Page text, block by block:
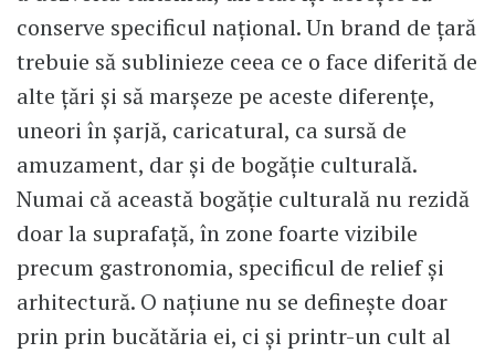
conserve specificul național. Un brand de țară
trebuie să sublinieze ceea ce o face diferită de
alte țări și să marșeze pe aceste diferențe,
uneori în șarjă, caricatural, ca sursă de
amuzament, dar și de bogăție culturală.
Numai că această bogăție culturală nu rezidă
doar la suprafață, în zone foarte vizibile
precum gastronomia, specificul de relief și
arhitectură. O națiune nu se definește doar
prin prin bucătăria ei, ci și printr-un cult al